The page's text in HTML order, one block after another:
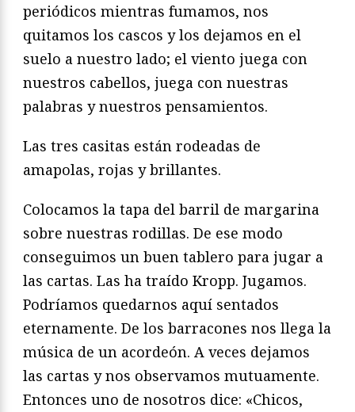
periódicos mientras fumamos, nos
quitamos los cascos y los dejamos en el
suelo a nuestro lado; el viento juega con
nuestros cabellos, juega con nuestras
palabras y nuestros pensamientos.
Las tres casitas están rodeadas de
amapolas, rojas y brillantes.
Colocamos la tapa del barril de margarina
sobre nuestras rodillas. De ese modo
conseguimos un buen tablero para jugar a
las cartas. Las ha traído Kropp. Jugamos.
Podríamos quedarnos aquí sentados
eternamente. De los barracones nos llega la
música de un acordeón. A veces dejamos
las cartas y nos observamos mutuamente.
Entonces uno de nosotros dice: «Chicos,